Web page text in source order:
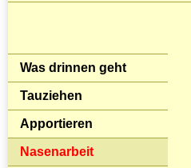
Was drinnen geht
Tauziehen
Apportieren
Nasenarbeit